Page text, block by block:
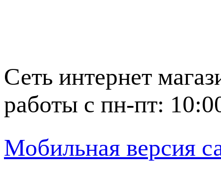
Сеть интернет
работы с пн-пт:
Мобильная версия